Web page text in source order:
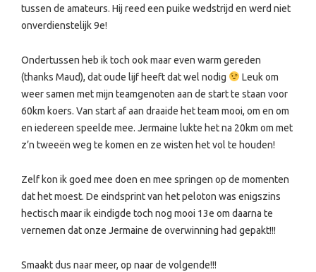
tussen de amateurs. Hij reed een puike wedstrijd en werd niet
onverdienstelijk 9e!
Ondertussen heb ik toch ook maar even warm gereden
(thanks Maud), dat oude lijf heeft dat wel nodig
Leuk om
weer samen met mijn teamgenoten aan de start te staan voor
60km koers. Van start af aan draaide het team mooi, om en om
en iedereen speelde mee. Jermaine lukte het na 20km om met
z’n tweeën weg te komen en ze wisten het vol te houden!
Zelf kon ik goed mee doen en mee springen op de momenten
dat het moest. De eindsprint van het peloton was enigszins
hectisch maar ik eindigde toch nog mooi 13e om daarna te
vernemen dat onze Jermaine de overwinning had gepakt!!!
Smaakt dus naar meer, op naar de volgende!!!